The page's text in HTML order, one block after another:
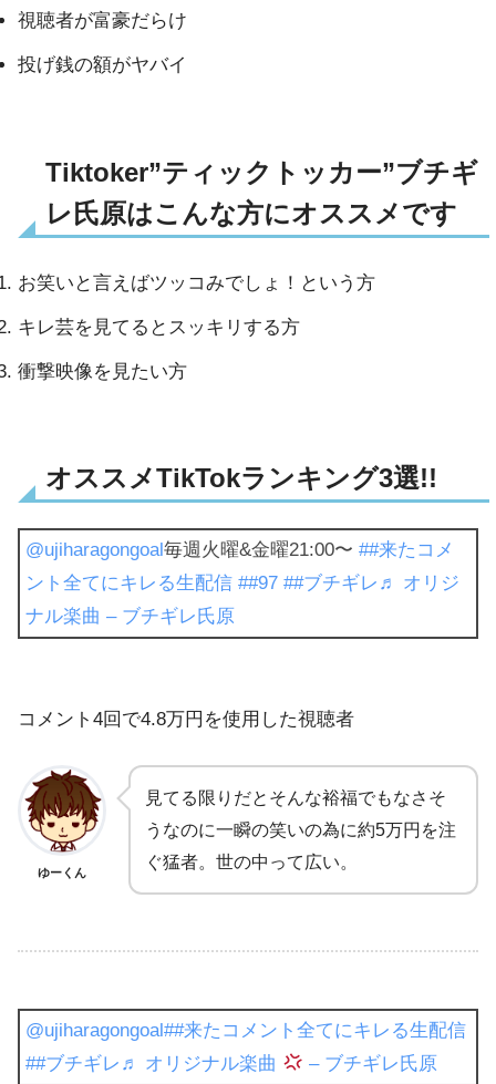
視聴者が富豪だらけ
投げ銭の額がヤバイ
Tiktoker”ティックトッカー”ブチギ
レ氏原はこんな方にオススメです
お笑いと言えばツッコみでしょ！という方
キレ芸を見てるとスッキリする方
衝撃映像を見たい方
オススメTikTokランキング3選!!
@ujiharagongoal毎週火曜&金曜21:00〜 ##来たコメ
ント全てにキレる生配信 ##97 ##ブチギレ ♬ オリジ
ナル楽曲 – ブチギレ氏原
コメント4回で4.8万円を使用した視聴者
ゆーくん
見てる限りだとそんな裕福でもなさそ
うなのに一瞬の笑いの為に約5万円を注
ぐ猛者。世の中って広い。
@ujiharagongoal##来たコメント全てにキレる生配信
##ブチギレ ♬ オリジナル楽曲 – ブチギレ氏原